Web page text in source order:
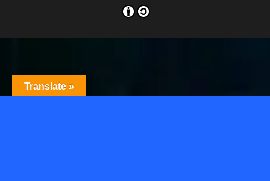
Translate »